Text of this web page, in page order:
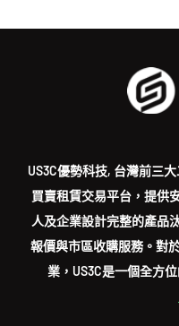
US3C優勢科技, 台灣前三
買賣租賃交易平台，提供
人及企業設計完整的產品
報價與市區收購服務。對
業，US3C是一個全方